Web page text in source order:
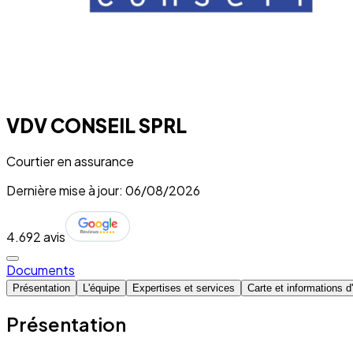
VDV CONSEIL SPRL
Courtier en assurance
Dernière mise à jour: 06/08/2026
4.692 avis
Documents
Présentation L'équipe Expertises et services Carte et informations
Présentation